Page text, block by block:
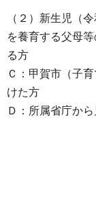
（２）新生児（
を養育する父母
る方
Ｃ：甲賀市（子
けた方
Ｄ：所属省庁か